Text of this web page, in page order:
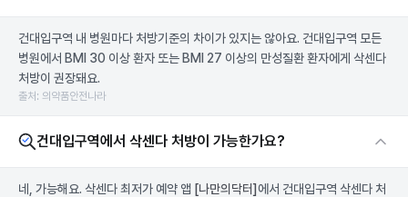
건대입구역 내 병원마다 처방기준의 차이가 있지는 않아요. 건대입구역 모든
병원에서 BMI 30 이상 환자 또는 BMI 27 이상의 만성질환 환자에게 삭센다
처방이 권장돼요.
출처: 의약품안전나라
건대입구역에서 삭센다 처방이 가능한가요?
네, 가능해요. 삭센다 최저가 예약 앱 [나만의닥터] 에서 건대입구역 삭센다 처